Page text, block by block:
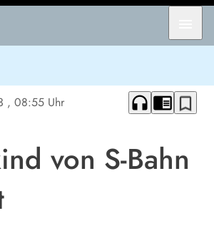
, 08:55 Uhr headphones chrome_reader_mode bookmark_border
von S-Bahn